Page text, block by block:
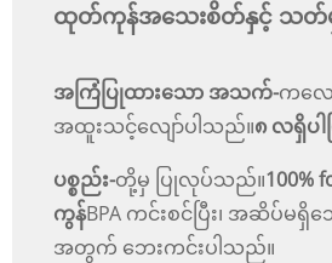
ထုတ်ကုန်အသေးစိတ်နှင့် သတ်မှ
အကြံပြုထားသော အသက်-ကလေ
အထူးသင့်လျော်ပါသည်။၈ လရှိပါ
ပစ္စည်း-တို့မှ ပြုလုပ်သည်။100%
ကွန်BPA ကင်းစင်ပြီး၊ အဆိပ်မရှိသ
အတွက် ဘေးကင်းပါသည်။